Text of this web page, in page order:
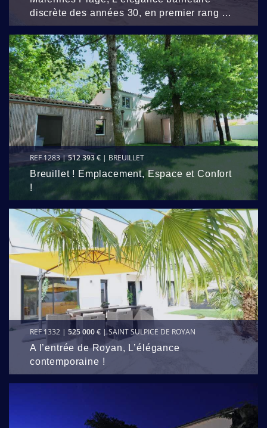
discrète des années 30, en premier rang …
REF 1283 |512 393 € | BREUILLET
Breuillet ! Emplacement, Espace et Confort
!
REF 1332 | 525 000 € | SAINT SULPICE DE ROYAN
A l’entrée de Royan, L’élégance
contemporaine !